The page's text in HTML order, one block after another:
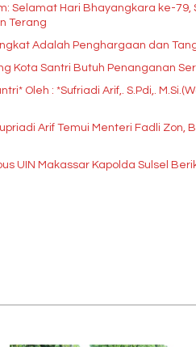
Selamat Hari Bhayangkara ke-79,
Terang
Adalah Penghargaan dan
Kota Santri Butuh Penanganan
Ketua
Arif Temui Menteri Fadli Zon,
UIN Makassar Kapolda Sulsel